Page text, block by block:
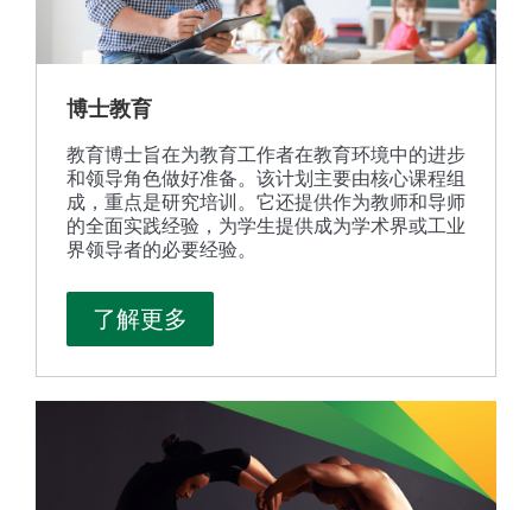
博士教育
教育博士旨在为教育工作者在教育环境中的进步
和领导角色做好准备。该计划主要由核心课程组
成，重点是研究培训。它还提供作为教师和导师
的全面实践经验，为学生提供成为学术界或工业
界领导者的必要经验。
了解更多